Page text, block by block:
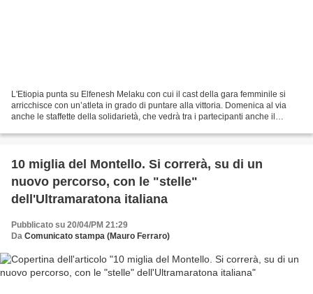
L'Etiopia punta su Elfenesh Melaku con cui il cast della gara femminile si
arricchisce con un’atleta in grado di puntare alla vittoria. Domenica al via
anche le staffette della solidarietà, che vedrà tra i partecipanti anche il
10 miglia del Montello. Si correrà, su di un
nuovo percorso, con le "stelle"
dell'Ultramaratona italiana
Pubblicato su 20/04/PM 21:29
Da Comunicato stampa (Mauro Ferraro)